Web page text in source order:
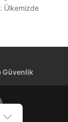
Ülkemizde
Güvenlik